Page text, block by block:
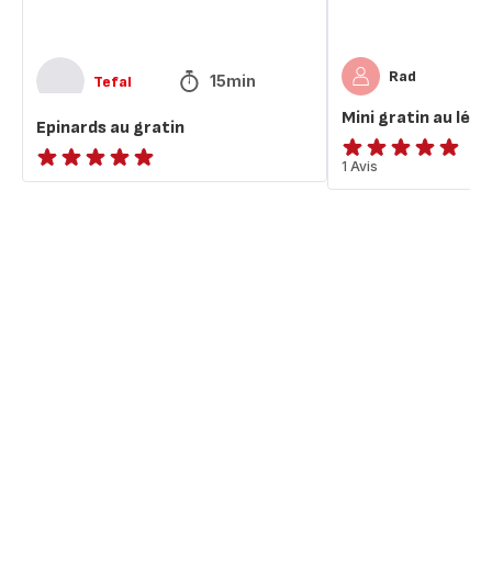
Tefal 15min
Epinards au gratin
ratings.NaN
Rad
Mini gratin au
Avis
5
1 Avis